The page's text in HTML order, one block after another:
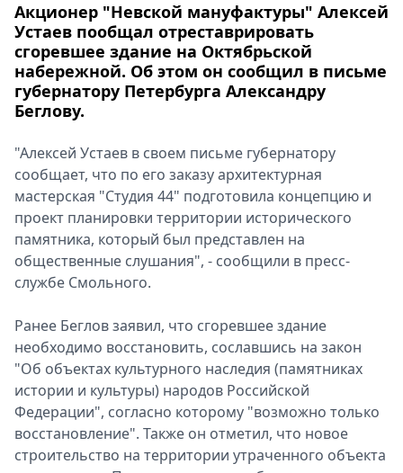
Акционер "Невской мануфактуры" Алексей
Устаев пообщал отреставрировать
сгоревшее здание на Октябрьской
набережной. Об этом он сообщил в письме
губернатору Петербурга Александру
Беглову.
"Алексей Устаев в своем письме губернатору
сообщает, что по его заказу архитектурная
мастерская "Студия 44" подготовила концепцию и
проект планировки территории исторического
памятника, который был представлен на
общественные слушания", - сообщили в пресс-
службе Смольного.
Ранее Беглов заявил, что сгоревшее здание
необходимо восстановить, сославшись на закон
"Об объектах культурного наследия (памятниках
истории и культуры) народов Российской
Федерации", согласно которому "возможно только
восстановление". Также он отметил, что новое
строительство на территории утраченного объекта